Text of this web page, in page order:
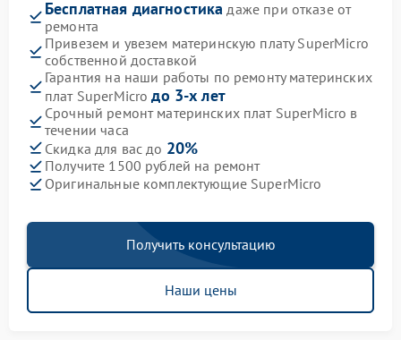
Бесплатная диагностика даже при отказе от
ремонта
Привезем и увезем материнскую плату SuperMicro
собственной доставкой
Гарантия на наши работы по ремонту материнских
плат SuperMicroдо 3-х лет
Срочный ремонт материнских плат SuperMicro в
течении часа
Скидка для вас до 20%
Получите 1500 рублей на ремонт
Оригинальные комплектующие SuperMicro
Получить консультацию
Наши цены